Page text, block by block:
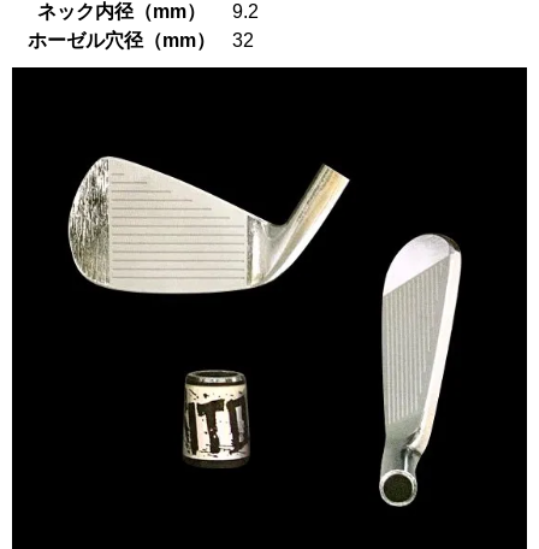
ネック内径（mm）
9.2
ホーゼル穴径（mm）
32